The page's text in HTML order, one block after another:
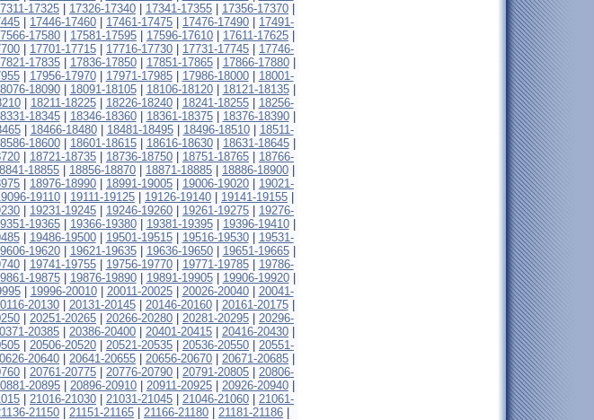
17325 17326-17340 17341-17355 17356-17370
17446-17460 17461-17475 17476-17490
17491-
17580 17581-17595 17596-17610 17611-17625
17701-17715 17716-17730 17731-17745
17746-
17835| 17836-17850| 17851-17865| 17866-17880|
| 17956-17970| 17971-17985| 17986-18000| 18001-
18090| 18091-18105| 18106-18120| 18121-18135|
| 18211-18225| 18226-18240| 18241-18255| 18256-
18345| 18346-18360| 18361-18375| 18376-18390|
| 18466-18480| 18481-18495| 18496-18510| 18511-
18600| 18601-18615| 18616-18630| 18631-18645|
18721-18735 18736-18750 18751-18765
18766-
18855 18856-18870 18871-18885 18886-18900
18976-18990 18991-19005 19006-19020
19021-
19110 19111-19125 19126-19140 19141-19155
19231-19245 19246-19260 19261-19275
19276-
19365| 19366-19380| 19381-19395| 19396-19410|
| 19486-19500| 19501-19515| 19516-19530| 19531-
19620| 19621-19635| 19636-19650| 19651-19665|
| 19741-19755| 19756-19770| 19771-19785| 19786-
19875| 19876-19890| 19891-19905| 19906-19920|
| 19996-20010| 20011-20025| 20026-20040| 20041-
20130| 20131-20145| 20146-20160| 20161-20175|
20251-20265 20266-20280 20281-20295
20296-
20385 20386-20400 20401-20415 20416-20430
20506-20520 20521-20535 20536-20550
20551-
20640 20641-20655 20656-20670 20671-20685
20761-20775 20776-20790 20791-20805
20806-
20895 20896-20910 20911-20925 20926-20940
21016-21030 21031-21045 21046-21060
21061-
21150 21151-21165 21166-21180 21181-21186